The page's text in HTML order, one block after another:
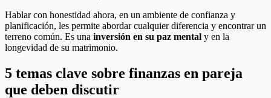
Hablar con honestidad ahora, en un ambiente de confianza y
planificación, les permite abordar cualquier diferencia y encontrar un
terreno común. Es una inversión en su paz mental y en la
longevidad de su matrimonio.
5 temas clave sobre finanzas en pareja
que deben discutir